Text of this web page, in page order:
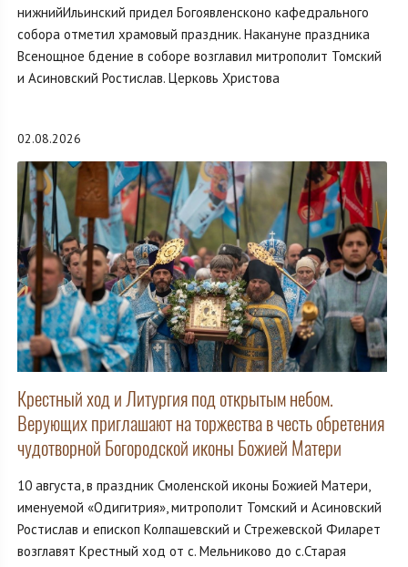
нижнийИльинский придел Богоявленсконо кафедрального
собора отметил храмовый праздник. Накануне праздника
Всенощное бдение в соборе возглавил митрополит Томский
и Асиновский Ростислав. Церковь Христова
02.08.2026
Крестный ход и Литургия под открытым небом.
Верующих приглашают на торжества в честь обретения
чудотворной Богородской иконы Божией Матери
10 августа, в праздник Смоленской иконы Божией Матери,
именуемой «Одигитрия», митрополит Томский и Асиновский
Ростислав и епископ Колпашевский и Стрежевской Филарет
возглавят Крестный ход от с. Мельниково до с.Старая